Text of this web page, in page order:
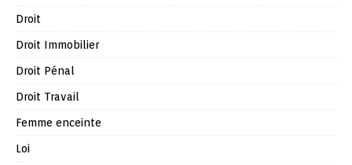
Droit
Droit Immobilier
Droit Pénal
Droit Travail
Femme enceinte
Loi